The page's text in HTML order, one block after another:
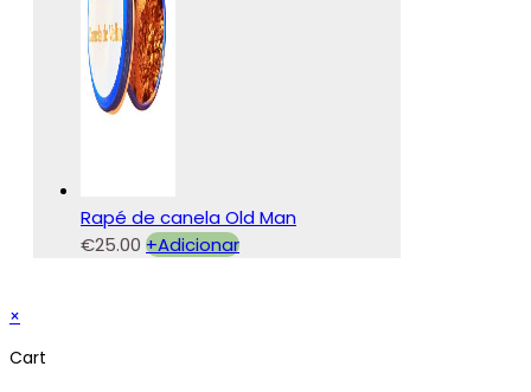
Rapé de canela Old Man
€25.00 +Adicionar
×
Cart